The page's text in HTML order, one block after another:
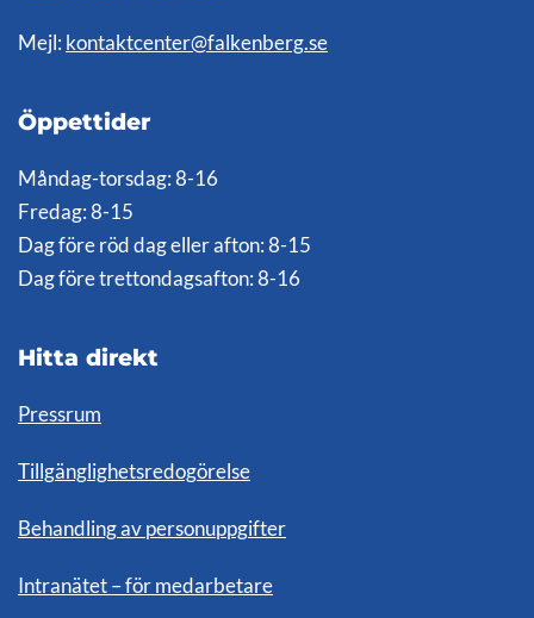
Mejl: kontaktcenter@falkenberg.se
Öppettider
Måndag-torsdag: 8-16
Fredag: 8-15
Dag före röd dag eller afton: 8-15
Dag före trettondagsafton: 8-16
Hitta direkt
Pressrum
Tillgänglighetsredogörelse
Behandling av personuppgifter
Intranätet – för medarbetare